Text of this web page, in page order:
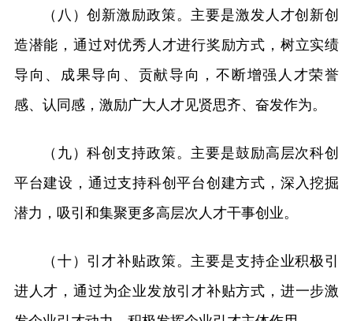
（八）创新激励政策。主要是激发人才创新创
造潜能，通过对优秀人才进行奖励方式，树立实绩
导向、成果导向、贡献导向，不断增强人才荣誉
感、认同感，激励广大人才见贤思齐、奋发作为。
（九）科创支持政策。主要是鼓励高层次科创
平台建设，通过支持科创平台创建方式，深入挖掘
潜力，吸引和集聚更多高层次人才干事创业。
（十）引才补贴政策。主要是支持企业积极引
进人才，通过为企业发放引才补贴方式，进一步激